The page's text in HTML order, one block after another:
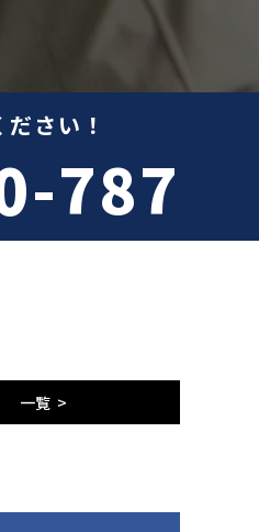
さい！
787
一覧 >